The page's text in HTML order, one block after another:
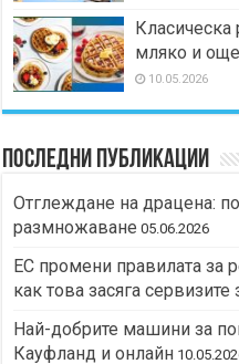
Класическа
мляко и
10.05.2026
Последни публикации
Отглеждане на драцена:
размножаване 05.06.2026
ЕС промени правилата за
как това засяга
Най-добрите машини за
Кауфланд и онлайн